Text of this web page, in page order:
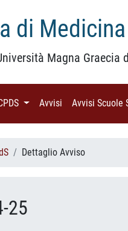
di
Magna Graecia
(current)
Avvisi (current)
Avvisi Scuole
Dettaglio Avviso
25